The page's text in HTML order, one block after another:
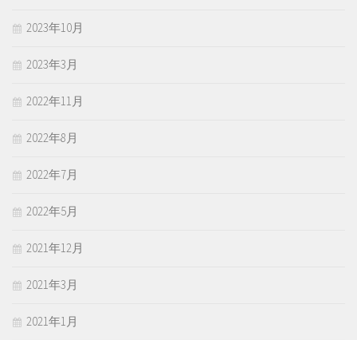
2023年10月
2023年3月
2022年11月
2022年8月
2022年7月
2022年5月
2021年12月
2021年3月
2021年1月